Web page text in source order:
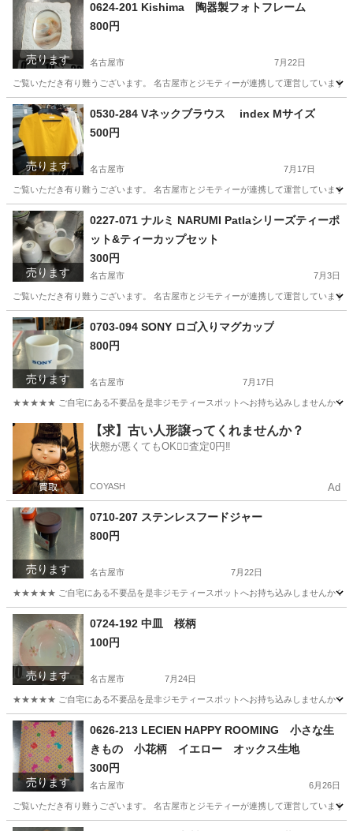
売ります
0624-201 Kishima 陶器製フォトフレーム
800円
名古屋市 7月22日
ご覧いただき有り難うございます。 名古屋市とジモティーが連携して運営してい
愛知 名古屋市 インテリア雑貨/小物 リユース
売ります
0530-284 Vネックブラウス index Mサイズ
500円
名古屋市 7月17日
ご覧いただき有り難うございます。 名古屋市とジモティーが連携して運営してい
愛知 名古屋市
売ります
0227-071 ナルミ NARUMI Patlaシリーズティーポ
ット&ティーカップセット
300円
名古屋市 7月3日
ご覧いただき有り難うございます。 名古屋市とジモティーが連携して運営していま
愛知 名古屋市
売ります
0703-094 SONY ロゴ入りマグカップ
800円
名古屋市 7月17日
★★★★★ ご自宅にある不要品を是非ジモティースポットへお持ち込みしませんか？
愛知 名古屋市 食器 マグカップ
【求】古い人形譲ってくれませんか？
状態が悪くてもOK🙆‍♀️査定0円‼️
COYASH Ad
売ります
0710-207 ステンレスフードジャー
800円
名古屋市 7月22日
★★★★★ ご自宅にある不要品を是非ジモティースポットへお持ち込みしませんか？
愛知 名古屋市 現地
売ります
0724-192 中皿 桜柄
100円
名古屋市 7月24日
★★★★★ ご自宅にある不要品を是非ジモティースポットへお持ち込みしませんか？
愛知 名古屋市
売ります
0626-213 LECIEN HAPPY ROOMING 小さな生
きもの 小花柄 イエロー オックス生地
300円
名古屋市 6月26日
ご覧いただき有り難うございます。 名古屋市とジモティーが連携して運営してい